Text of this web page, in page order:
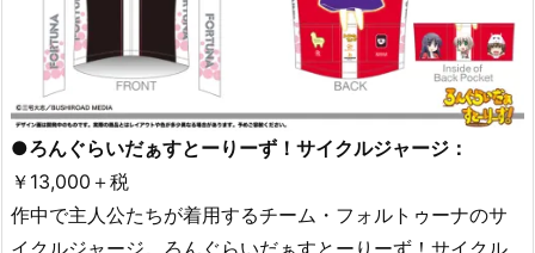
●ろんぐらいだぁすとーりーず！サイクルジャージ：
￥13,000＋税
作中で主人公たちが着用するチーム・フォルトゥーナのサ
イクルジャージ。ろんぐらいだぁすとーりーず！サイクル